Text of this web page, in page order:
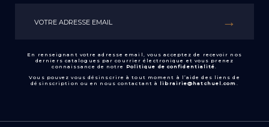
En renseignant votre adresse email, vous acceptez de recevoir nos
derniers catalogues par courrier électronique et vous prenez
connaissance de notre
Politique de confidentialité
Vous pouvez vous désinscrire à tout moment à l’aide des liens de
désinscription ou en nous contactant à librairie@hatchuel.com